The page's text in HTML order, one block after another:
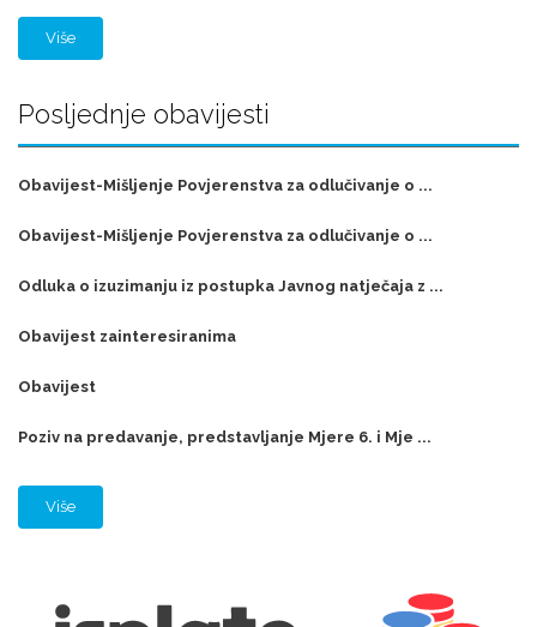
Više
Posljednje obavijesti
Obavijest-Mišljenje Povjerenstva za odlučivanje o ...
Obavijest-Mišljenje Povjerenstva za odlučivanje o ...
Odluka o izuzimanju iz postupka Javnog natječaja z ...
Obavijest zainteresiranima
Obavijest
Poziv na predavanje, predstavljanje Mjere 6. i Mje ...
Više